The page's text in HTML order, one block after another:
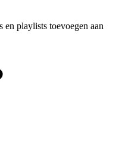
playlists toevoegen aan